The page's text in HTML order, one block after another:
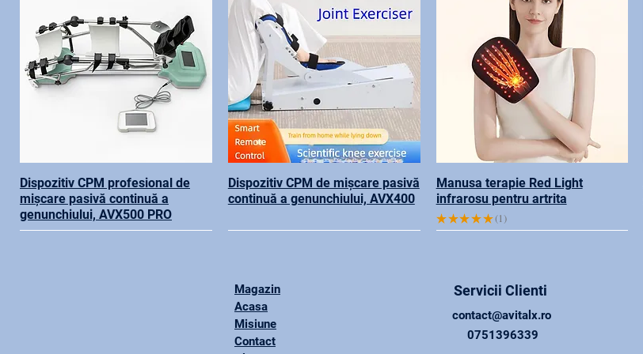
Dispozitiv CPM profesional de
mișcare pasivă continuă a
genunchiului, AVX500 PRO
Dispozitiv CPM de mișcare pasivă
continuă a genunchiului, AVX400
Manusa terapie Red Light
infrarosu pentru artrita
★★★★★ 1
1
Magazin
Acasa
Misiune
Contact
Servicii Clienti
contact@avitalx.ro
0751396339